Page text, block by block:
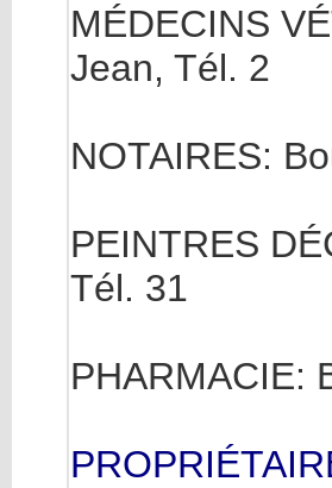
MÉDECINS
Jean, Tél. 2
NOTAIRES:
PEINTRES
Tél. 31
PHARMACIE: